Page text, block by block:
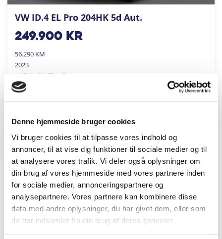
Denne hjemmeside bruger cookies
Vi bruger cookies til at tilpasse vores indhold og
annoncer, til at vise dig funktioner til sociale medier og til
at analysere vores trafik. Vi deler også oplysninger om
din brug af vores hjemmeside med vores partnere inden
for sociale medier, annonceringspartnere og
analysepartnere. Vores partnere kan kombinere disse
data med andre oplysninger, du har givet dem, eller som
de har indsamlet fra din brug af deres tjenester.
VW ID.4 EL Pro 204HK 5d Aut.
249.900kr
56.290 KM
2023
KARVIL BILER A/S
RINGKØBING